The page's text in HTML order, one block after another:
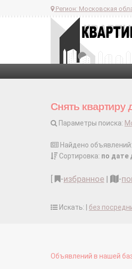
Регион: Московская
Снять квартиру
Параметры поиска:
Найдено объявлений:
Сортировка: по дате
-избранное | -
Искать: | без
Объявлений в нашей